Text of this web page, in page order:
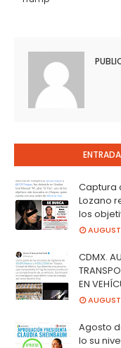
Captura
Lozano
los
CDMX.
EN
Agosto
lo su